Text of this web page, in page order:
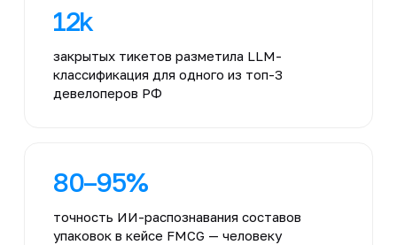
12k
закрытых тикетов разметила LLM-
классификация для одного из топ-3
девелоперов РФ
80–95%
точность ИИ-распознавания составов
упаковок в кейсе FMCG — человеку